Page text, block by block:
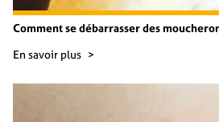
Comment se débarrasser des
En savoir plus